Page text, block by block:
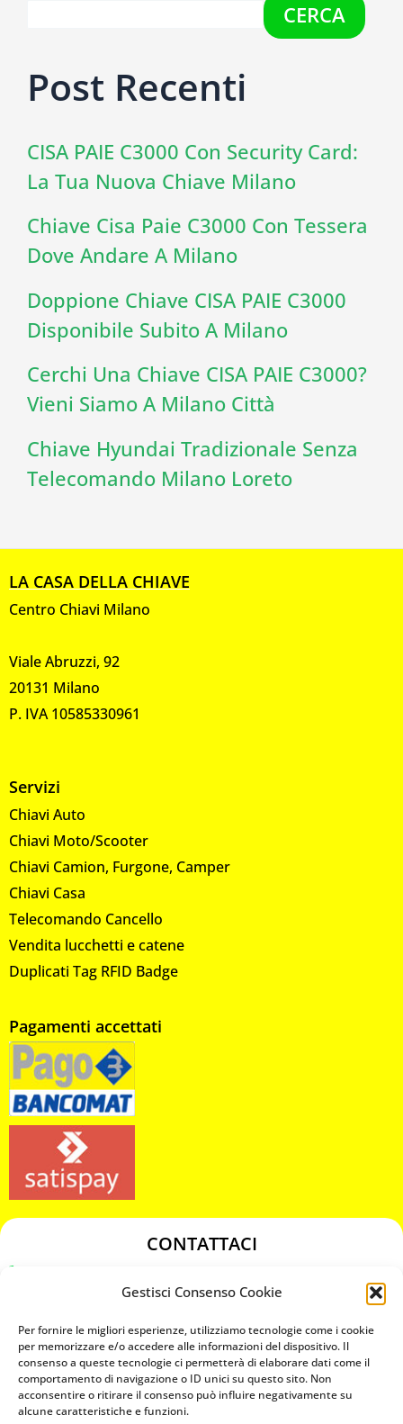
Gestisci Consenso Cookie
Per fornire le migliori esperienze, utilizziamo tecnologie come i cookie
per memorizzare e/o accedere alle informazioni del dispositivo. Il
consenso a queste tecnologie ci permetterà di elaborare dati come il
comportamento di navigazione o ID unici su questo sito. Non
acconsentire o ritirare il consenso può influire negativamente su
alcune caratteristiche e funzioni.
CERCA
Post Recenti
CISA PAIE C3000 Con Security Card:
La Tua Nuova Chiave Milano
Chiave Cisa Paie C3000 Con Tessera
Dove Andare A Milano
Doppione Chiave CISA PAIE C3000
Disponibile Subito A Milano
Cerchi Una Chiave CISA PAIE C3000?
Vieni Siamo A Milano Città
Chiave Hyundai Tradizionale Senza
Telecomando Milano Loreto
LA CASA DELLA CHIAVE
Centro Chiavi Milano
Viale Abruzzi, 92
20131 Milano
P. IVA 10585330961
Servizi
Chiavi Auto
Chiavi Moto/Scooter
Chiavi Camion, Furgone, Camper
Chiavi Casa
Telecomando Cancello
Vendita lucchetti e catene
Duplicati Tag RFID Badge
Pagamenti accettati
CONTATTACI
chiavicodificate@gmail.com
Privacy Policy
Cookie Policy